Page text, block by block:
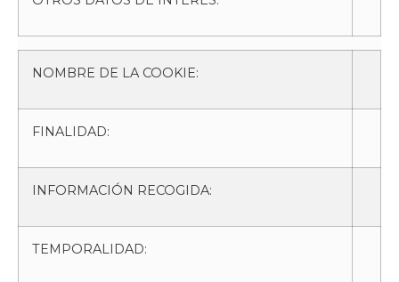
NOMBRE DE LA COOKIE:
FINALIDAD:
INFORMACIÓN RECOGIDA:
TEMPORALIDAD: